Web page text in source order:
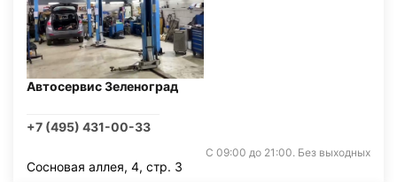
Автосервис Зеленоград
+7 (495) 431-00-33
С 09:00 до 21:00. Без выходных
Сосновая аллея, 4, стр. 3